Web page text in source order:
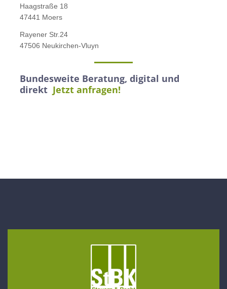
Haagstraße 18
47441 Moers
Rayener Str.24
47506 Neukirchen-Vluyn
Bundesweite Beratung, digital und
direkt Jetzt anfragen!